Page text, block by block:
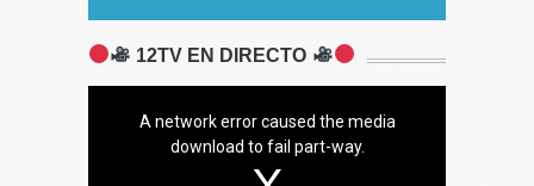
12TV EN DIRECTO
A network error caused the media
download to fail part-way.